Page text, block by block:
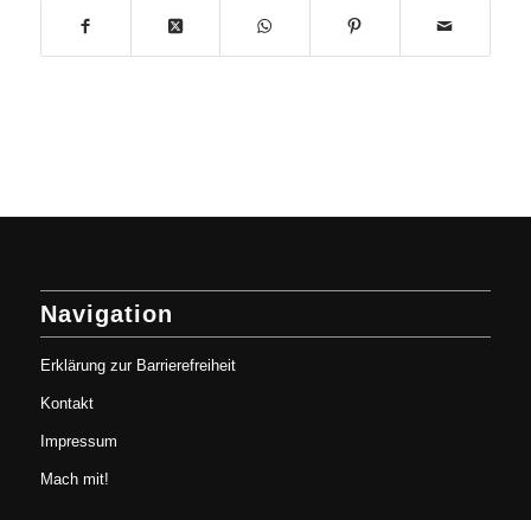
Navigation
Erklärung zur Barrierefreiheit
Kontakt
Impressum
Mach mit!